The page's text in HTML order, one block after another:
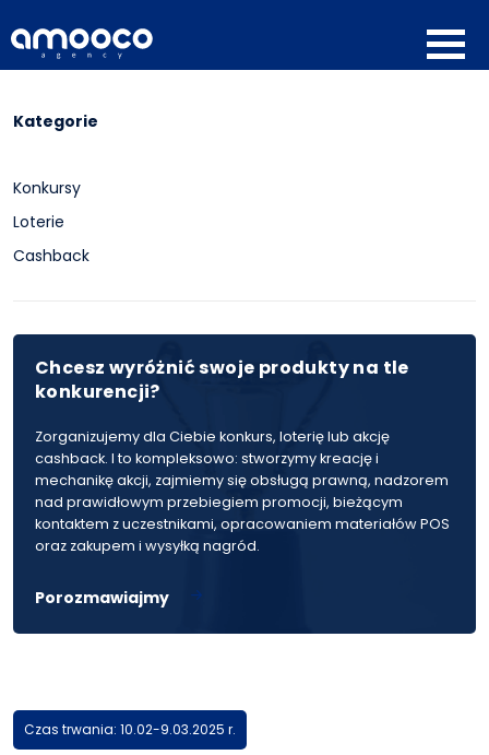
Kategorie
Konkursy
Loterie
Cashback
Chcesz wyróżnić swoje produkty na tle
konkurencji?
Zorganizujemy dla Ciebie konkurs, loterię lub akcję
cashback. I to kompleksowo: stworzymy kreację i
mechanikę akcji, zajmiemy się obsługą prawną, nadzorem
nad prawidłowym przebiegiem promocji, bieżącym
kontaktem z uczestnikami, opracowaniem materiałów POS
oraz zakupem i wysyłką nagród.
Porozmawiajmy
Czas trwania: 10.02-9.03.2025 r.